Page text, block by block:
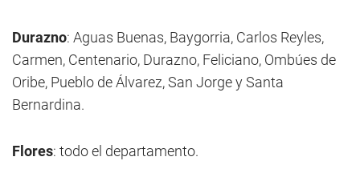
Durazno: Aguas Buenas, Baygorria, Carlos Reyles,
Carmen, Centenario, Durazno, Feliciano, Ombúes de
Oribe, Pueblo de Álvarez, San Jorge y Santa
Bernardina.
Flores: todo el departamento.